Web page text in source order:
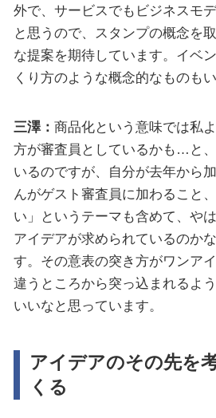
外で、サービスでもビジネスモ
と思うので、スタンプの概念を
な提案を期待しています。イベ
くり方のような概念的なものも
三澤： 商品化という意味では私
方が審査員としているかも…と
いるのですが、自分が去年から
んがゲスト審査員に加わること
い」というテーマも含めて、や
アイデアが求められているのか
す。その意表の突き方がワンア
違うところから突っ込まれるよ
いいなと思っています。
アイデアのその先を
くる